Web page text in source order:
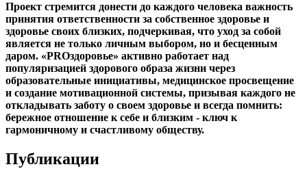
Проект стремится донести до каждого человека важность
принятия ответственности за собственное здоровье и
здоровье своих близких, подчеркивая, что уход за собой
является не только личным выбором, но и бесценным
даром. «PROздоровье» активно работает над
популяризацией здорового образа жизни через
образовательные инициативы, медицинское просвещение
и создание мотивационной системы, призывая каждого не
откладывать заботу о своем здоровье и всегда помнить:
бережное отношение к себе и близким - ключ к
гармоничному и счастливому обществу.
Публикации